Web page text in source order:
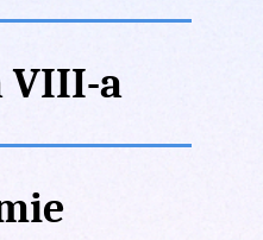
VIII-a